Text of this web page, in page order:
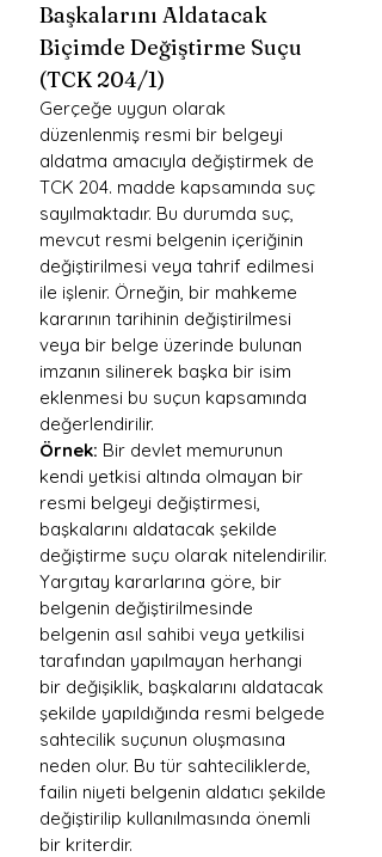
Başkalarını Aldatacak
Biçimde Değiştirme Suçu
(TCK 204/1)
Gerçeğe uygun olarak
düzenlenmiş resmi bir belgeyi
aldatma amacıyla değiştirmek de
TCK 204. madde kapsamında suç
sayılmaktadır. Bu durumda suç,
mevcut resmi belgenin içeriğinin
değiştirilmesi veya tahrif edilmesi
ile işlenir. Örneğin, bir mahkeme
kararının tarihinin değiştirilmesi
veya bir belge üzerinde bulunan
imzanın silinerek başka bir isim
eklenmesi bu suçun kapsamında
değerlendirilir.
Örnek: Bir devlet memurunun
kendi yetkisi altında olmayan bir
resmi belgeyi değiştirmesi,
başkalarını aldatacak şekilde
değiştirme suçu olarak nitelendirilir.
Yargıtay kararlarına göre, bir
belgenin değiştirilmesinde
belgenin asıl sahibi veya yetkilisi
tarafından yapılmayan herhangi
bir değişiklik, başkalarını aldatacak
şekilde yapıldığında resmi belgede
sahtecilik suçunun oluşmasına
neden olur. Bu tür sahteciliklerde,
failin niyeti belgenin aldatıcı şekilde
değiştirilip kullanılmasında önemli
bir kriterdir.